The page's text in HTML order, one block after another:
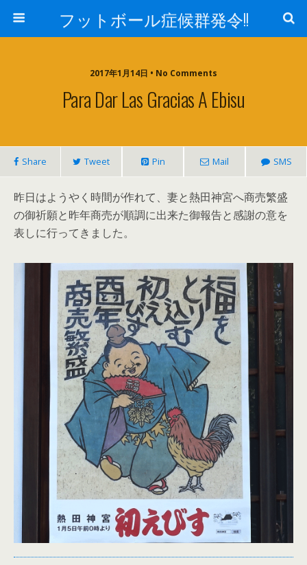
フットボール症候群発令!!
2017年1月14日 • No Comments
Para Dar Las Gracias A Ebisu
Share Tweet Pin Mail SMS
昨日はようやく時間が作れて、妻と熱田神宮へ商売繁盛
の御祈願と昨年商売が順調に出来た御報告と感謝の意を
表しに行ってきました。